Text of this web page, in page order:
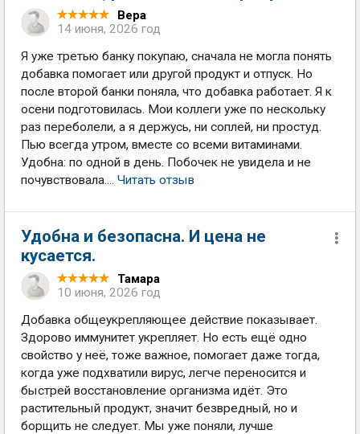
Вера
14 июня, 2026 год
Я уже третью банку покупаю, сначала не могла понять
добавка помогает или другой продукт и отпуск. Но
после второй банки поняла, что добавка работает. Я к
осени подготовилась. Мои коллеги уже по нескольку
раз переболели, а я держусь, ни соплей, ни простуд.
Пью всегда утром, вместе со всеми витаминами.
Удобна: по одной в день. Побочек не увидела и не
почувствовала.... Читать отзыв
Удобна и безопасна. И цена не
кусается.
Тамара
10 июня, 2026 год
Добавка общеукрепляющее действие показывает.
Здорово иммунитет укрепляет. Но есть ещё одно
свойство у неё, тоже важное, помогает даже тогда,
когда уже подхватили вирус, легче переносится и
быстрей восстановление организма идёт. Это
растительный продукт, значит безвредный, но и
борщить не следует. Мы уже поняли, лучше